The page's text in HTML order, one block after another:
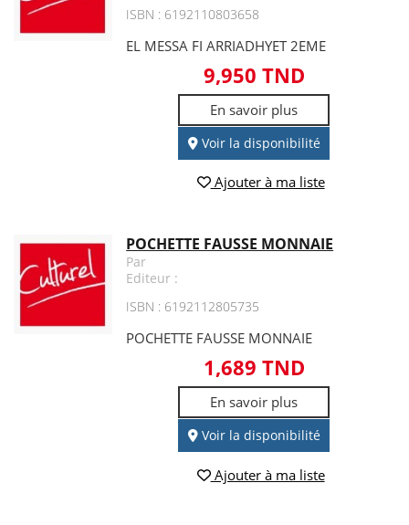
ISBN : 6192110803658
EL MESSA FI ARRIADHYET 2EME
9,950 TND
En savoir plus
Voir la disponibilité
Ajouter à ma liste
POCHETTE FAUSSE MONNAIE
Par
Editeur :
ISBN : 6192112805735
POCHETTE FAUSSE MONNAIE
1,689 TND
En savoir plus
Voir la disponibilité
Ajouter à ma liste